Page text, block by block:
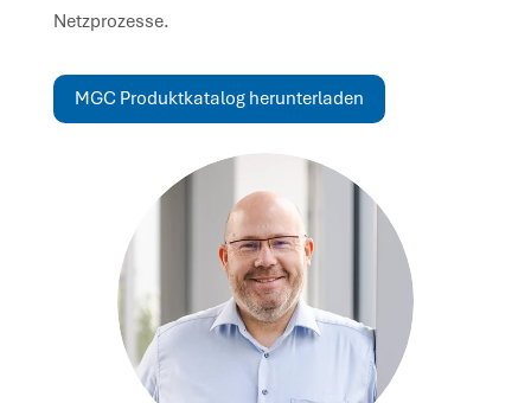
Netzprozesse.
MGC Produktkatalog herunterladen